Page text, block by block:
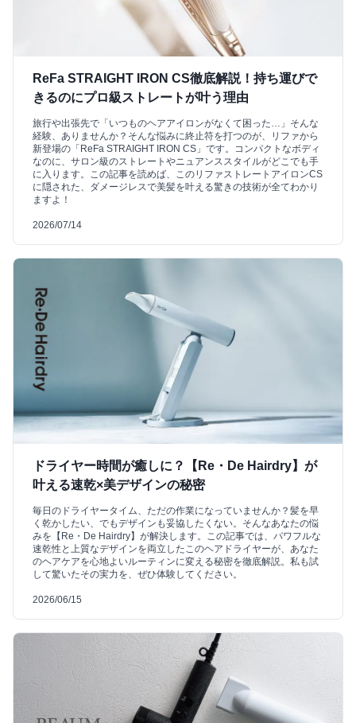
ReFa STRAIGHT IRON CS徹底解説！持ち運びで
きるのにプロ級ストレートが叶う理由
旅行や出張先で「いつものヘアアイロンがなくて困った…」そんな
経験、ありませんか？そんな悩みに終止符を打つのが、リファから
新登場の「ReFa STRAIGHT IRON CS」です。コンパクトなボディ
なのに、サロン級のストレートやニュアンススタイルがどこでも手
に入ります。この記事を読めば、このリファストレートアイロンCS
に隠された、ダメージレスで美髪を叶える驚きの技術が全てわかり
ますよ！
2026/07/14
ドライヤー時間が癒しに？【Re・De Hairdry】が
叶える速乾×美デザインの秘密
毎日のドライヤータイム、ただの作業になっていませんか？髪を早
く乾かしたい、でもデザインも妥協したくない。そんなあなたの悩
みを【Re・De Hairdry】が解決します。この記事では、パワフルな
速乾性と上質なデザインを両立したこのヘアドライヤーが、あなた
のヘアケアを心地よいルーティンに変える秘密を徹底解説。私も試
して驚いたその実力を、ぜひ体験してください。
2026/06/15